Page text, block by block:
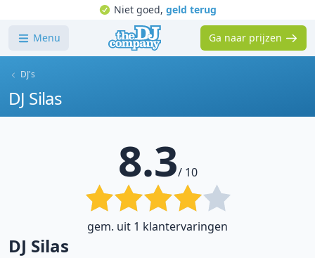
Niet goed, geld terug
Menu Ga naar prijzen
DJ's
DJ Silas
8.3/ 10
gem. uit 1 klantervaringen
DJ Silas